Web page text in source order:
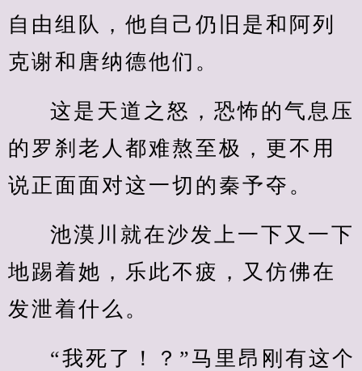
自由组队，他自己仍旧是和阿列
克谢和唐纳德他们。
这是天道之怒，恐怖的气息压
的罗刹老人都难熬至极，更不用
说正面面对这一切的秦予夺。
池漠川就在沙发上一下又一下
地踢着她，乐此不疲，又仿佛在
发泄着什么。
“我死了！？”马里昂刚有这个